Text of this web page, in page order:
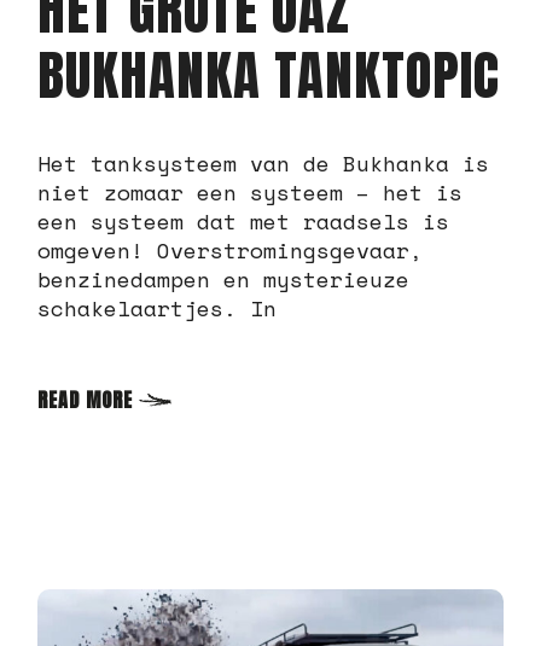
BUKHANKA TANKTOPIC
Het tanksysteem van de Bukhanka is
niet zomaar een systeem – het is
een systeem dat met raadsels is
omgeven! Overstromingsgevaar,
benzinedampen en mysterieuze
schakelaartjes. In
READ MORE